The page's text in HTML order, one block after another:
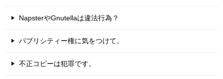
NapsterやGnutellaは違法行為？
パブリシティー権に気をつけて。
不正コピーは犯罪です。